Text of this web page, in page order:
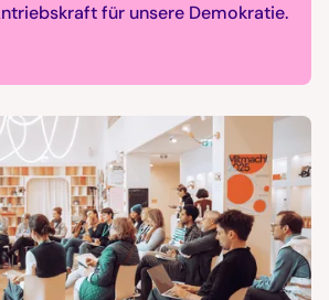
für unsere Demokratie.